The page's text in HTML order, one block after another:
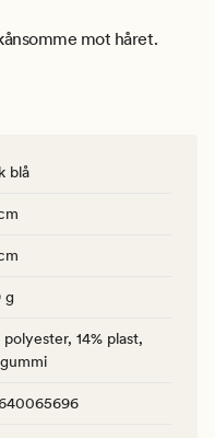
mot håret.
blå
g
polyester, 14% plast,
gummi